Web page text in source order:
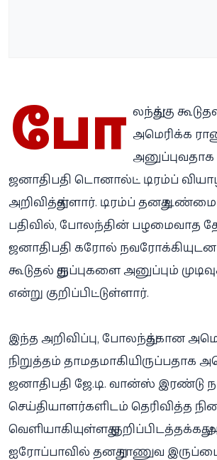
போ லந்துக்கு
அமெரிக்க
ஜனாதிபதி டொனால்ட் டிரம்ப்
அறிவித்துள்ளார். டிரம்ப் தனது
பதிவில், போலந்தின் பழமைவாத
ஜனாதிபதி கரோல்
கூடுதல் துருப்புகளை அனுப்பும்
என்று குறிப்பிட்டுள்ளார்.
இந்த அறிவிப்பு, போலந்துக்கான
நிறுத்தம் தாமதமாகியிருப்பதாக
ஜனாதிபதி ஜே.டி. வான்ஸ் இரண்டு
செய்தியாளர்களிடம் தெரிவித்த
வெளியாகியுள்ளது குறிப்பிடத்தக்கது.
ஐரோப்பாவில் தனது ராணுவ